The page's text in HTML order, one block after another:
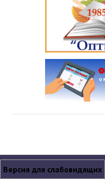
Версия для слабовидящих